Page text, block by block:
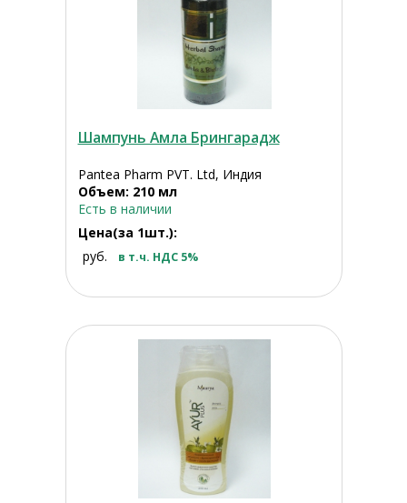
Шампунь Амла Брингарадж
Pantea Pharm PVT. Ltd, Индия
Объем: 210 мл
Есть в наличии
Цена(за 1шт.):
руб.
в т.ч. НДС 5%